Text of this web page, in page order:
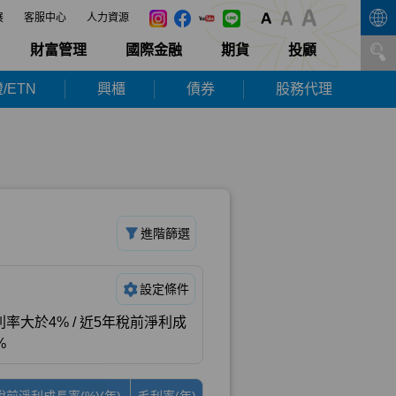
客服中心 人力資源
財富管理 國際金融 期貨 投顧
ETN 興櫃 債券 股務代理